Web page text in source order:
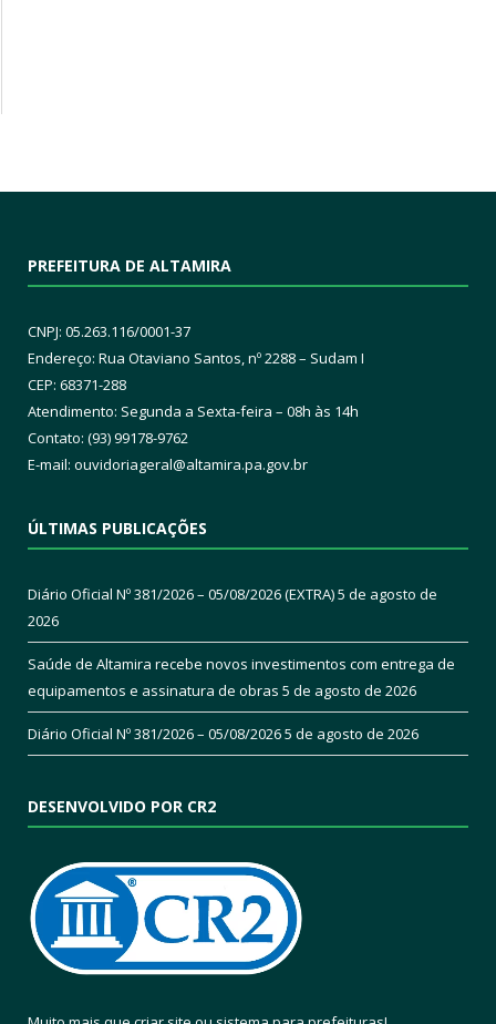
PREFEITURA DE ALTAMIRA
CNPJ: 05.263.116/0001-37
Endereço: Rua Otaviano Santos, nº 2288 – Sudam I
CEP: 68371-288
Atendimento: Segunda a Sexta-feira – 08h às 14h
Contato: (93) 99178-9762
E-mail: ouvidoriageral@altamira.pa.gov.br
ÚLTIMAS PUBLICAÇÕES
Diário Oficial Nº 381/2026 – 05/08/2026 (EXTRA)5 de agosto de
2026
Saúde de Altamira recebe novos investimentos com entrega de
equipamentos e assinatura de obras 5 de agosto de 2026
Diário Oficial Nº 381/2026 – 05/08/20265 de agosto de 2026
DESENVOLVIDO POR CR2